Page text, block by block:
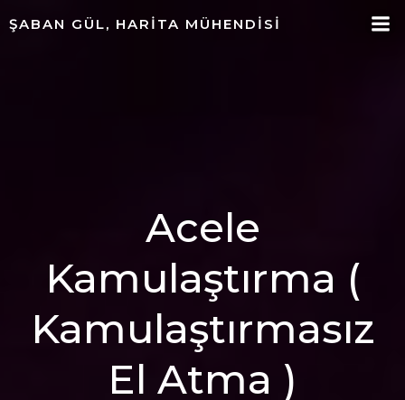
ŞABAN GÜL, HARITA MÜHENDISI
Acele
Kamulaştırma (
Kamulaştırmasız
El Atma )